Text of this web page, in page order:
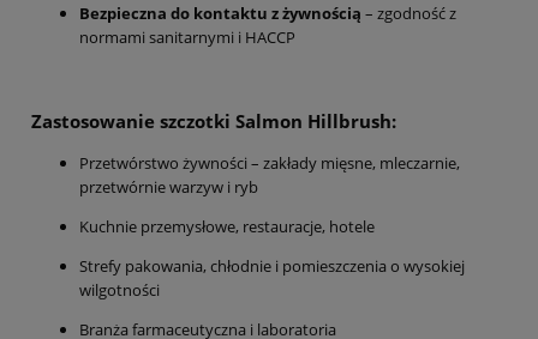
Bezpieczna do kontaktu z żywnością – zgodność z
normami sanitarnymi i HACCP
Zastosowanie szczotki Salmon Hillbrush:
Przetwórstwo żywności – zakłady mięsne, mleczarnie,
przetwórnie warzyw i ryb
Kuchnie przemysłowe, restauracje, hotele
Strefy pakowania, chłodnie i pomieszczenia o wysokiej
wilgotności
Branża farmaceutyczna i laboratoria